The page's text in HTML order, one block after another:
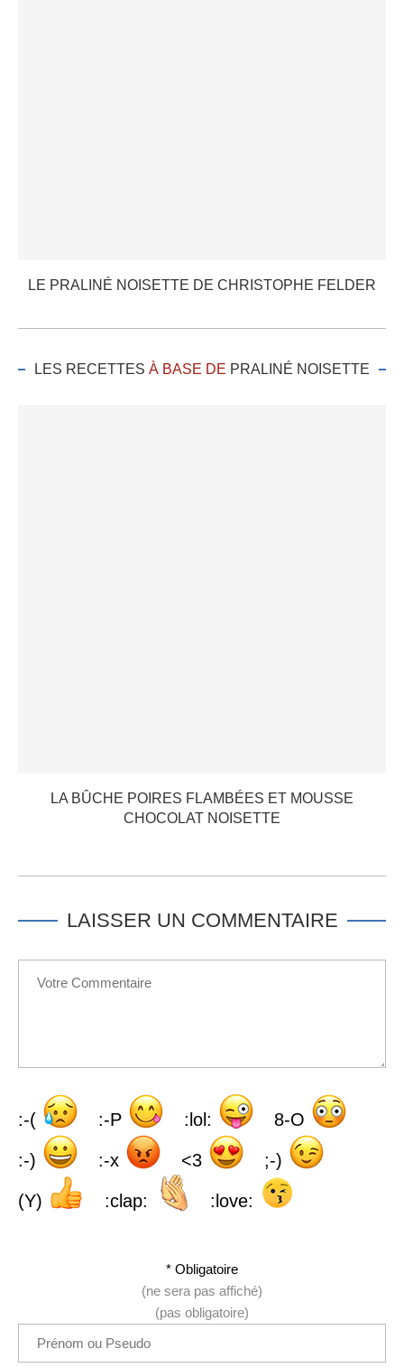
LE PRALINÉ NOISETTE DE CHRISTOPHE FELDER
LES RECETTES À BASE DE PRALINÉ NOISETTE
LA BÛCHE POIRES FLAMBÉES ET MOUSSE
CHOCOLAT NOISETTE
LAISSER UN COMMENTAIRE
:-( :-P :lol: 8-O
:-) :-x <3 ;-)
(Y) :clap: :love:
* Obligatoire
(ne sera pas affiché)
(pas obligatoire)